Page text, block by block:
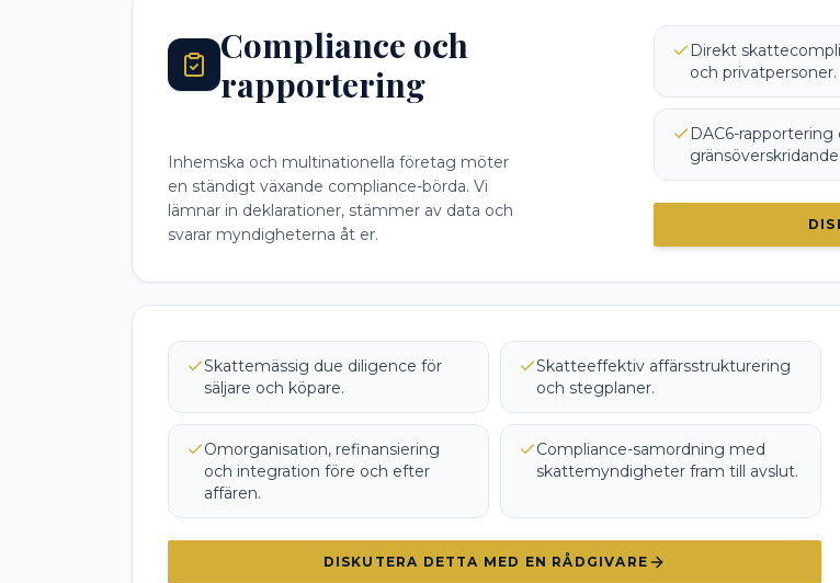
Compliance och
rapportering
Inhemska och multinationella företag möter
en ständigt växande compliance-börda. Vi
lämnar in deklarationer, stämmer av data och
svarar myndigheterna åt er.
Direkt
och privatpersoner.
DAC6-rapportering
Skattemässig due diligence för
säljare och köpare.
Skatteeffektiv affärsstrukturering
och stegplaner.
Omorganisation, refinansiering
och integration före och efter
affären.
Compliance-samordning med
skattemyndigheter fram till avslut.
DISKUTERA DETTA MED EN RÅDGIVARE